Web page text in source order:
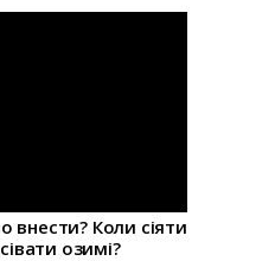
внести? Коли сіяти
озимі?